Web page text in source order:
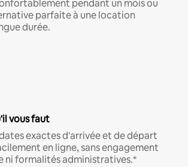
pendant un mois ou
parfaite à une location
durée.
vous faut
exactes d'arrivée et de départ
en ligne, sans engagement
ni formalités administratives.*